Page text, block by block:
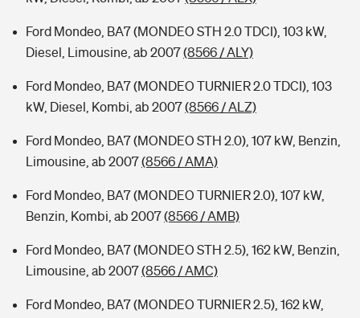
Ford Mondeo, BA7 (MONDEO STH 2.0 TDCI), 103 kW,
Diesel, Limousine, ab 2007(8566 / ALY)
Ford Mondeo, BA7 (MONDEO TURNIER 2.0 TDCI), 103
kW, Diesel, Kombi, ab 2007(8566 / ALZ)
Ford Mondeo, BA7 (MONDEO STH 2.0), 107 kW, Benzin,
Limousine, ab 2007(8566 / AMA)
Ford Mondeo, BA7 (MONDEO TURNIER 2.0), 107 kW,
Benzin, Kombi, ab 2007(8566 / AMB)
Ford Mondeo, BA7 (MONDEO STH 2.5), 162 kW, Benzin,
Limousine, ab 2007(8566 / AMC)
Ford Mondeo, BA7 (MONDEO TURNIER 2.5), 162 kW,